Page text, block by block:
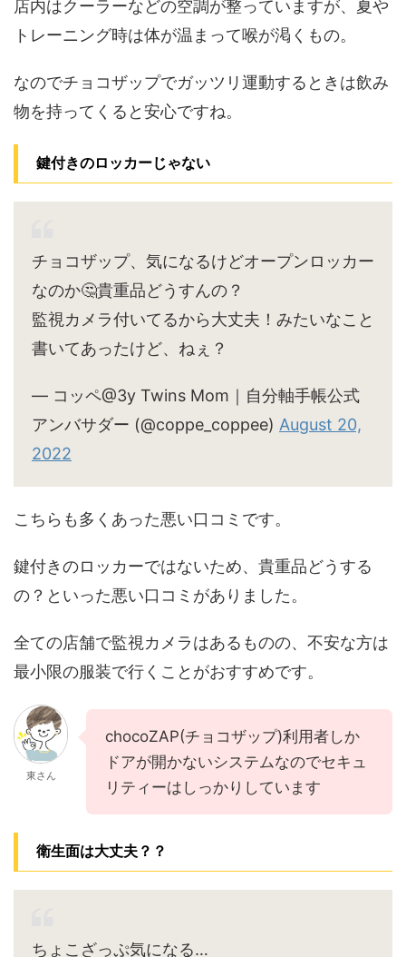
店内はクーラーなどの空調が整っていますが、夏や
トレーニング時は体が温まって喉が渇くもの。
なのでチョコザップでガッツリ運動するときは飲み
物を持ってくると安心ですね。
鍵付きのロッカーじゃない
チョコザップ、気になるけどオープンロッカー
なのか🤔貴重品どうすんの？
監視カメラ付いてるから大丈夫！みたいなこと
書いてあったけど、ねぇ？
— コッペ@3y Twins Mom｜自分軸手帳公式
アンバサダー (@coppe_coppee) August 20,
2022
こちらも多くあった悪い口コミです。
鍵付きのロッカーではないため、貴重品どうする
の？といった悪い口コミがありました。
全ての店舗で監視カメラはあるものの、不安な方は
最小限の服装で行くことがおすすめです。
東さん
chocoZAP(チョコザップ)利用者しか
ドアが開かないシステムなのでセキュ
リティーはしっかりしています
衛生面は大丈夫？？
ちょこざっぷ気になる…